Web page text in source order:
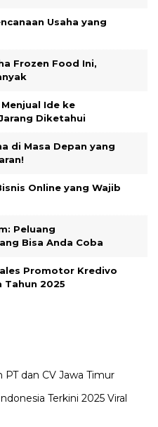
Usaha yang
Frozen Food Ini,
Ide ke
Diketahui
di Masa Depan yang
Online yang Wajib
Peluang
Bisa Anda Coba
Promotor Kredivo
Tahun 2025
PT dan CV Jawa Timur
Terkini 2025 Viral